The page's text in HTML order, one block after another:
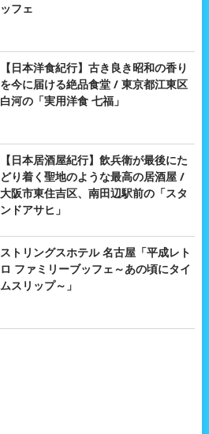
ッフェ
【日本洋食紀行】古き良き昭和の香り
を今に届ける絶品食堂 / 東京都江東区
白河の「実用洋食 七福」
【日本居酒屋紀行】飲兵衛が最後にた
どり着く聖地のような最高の居酒屋 /
大阪市東住吉区、南田辺駅前の「スタ
ンドアサヒ」
ストリングスホテル 名古屋「平成レト
ロ ファミリーブッフェ～あの頃にタイ
ムスリップ～」